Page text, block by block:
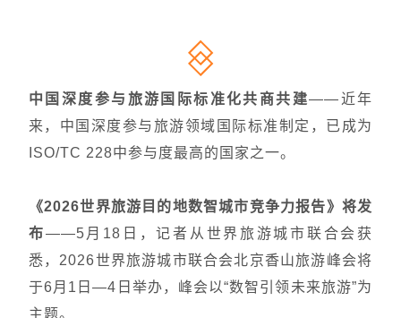
中国深度参与旅游国际标准化共商共建——近年
来，中国深度参与旅游领域国际标准制定，已成为
ISO/TC 228中参与度最高的国家之一。
《2026世界旅游目的地数智城市竞争力报告》将发
布——5月18日，记者从世界旅游城市联合会获
悉，2026世界旅游城市联合会北京香山旅游峰会将
于6月1日—4日举办，峰会以“数智引领未来旅游”为
主题。